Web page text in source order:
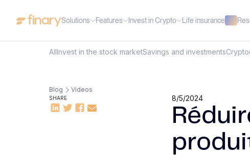
Solutions Features Invest in Crypto Life insurance
AllInvest in the stock marketSavings and investments
Blog Videos
SHARE 8/5/2024